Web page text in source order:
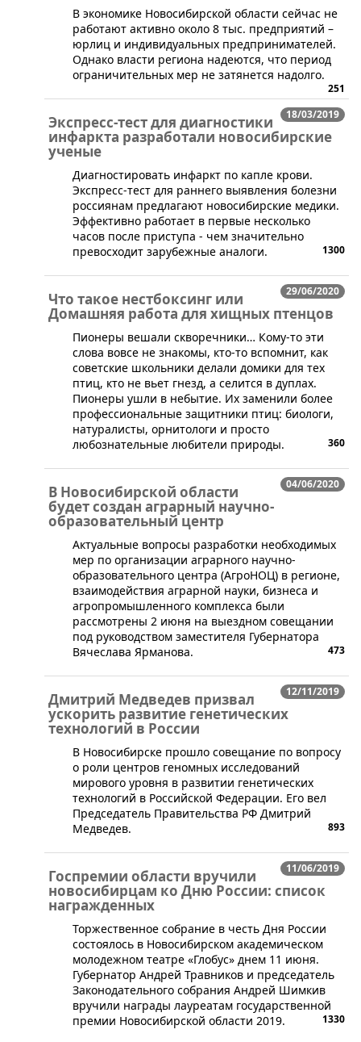
В экономике Новосибирской области сейчас не
работают активно около 8 тыс. предприятий –
юрлиц и индивидуальных предпринимателей.
Однако власти региона надеются, что период
ограничительных мер не затянется надолго.
251
18/03/2019
Экспресс-тест для диагностики
инфаркта разработали новосибирские
ученые
Диагностировать инфаркт по капле крови.
Экспресс-тест для раннего выявления болезни
россиянам предлагают новосибирские медики.
Эффективно работает в первые несколько
часов после приступа - чем значительно
превосходит зарубежные аналоги.
1300
29/06/2020
Что такое нестбоксинг или
Домашняя работа для хищных птенцов
​Пионеры вешали скворечники… Кому-то эти
слова вовсе не знакомы, кто-то вспомнит, как
советские школьники делали домики для тех
птиц, кто не вьет гнезд, а селится в дуплах.
Пионеры ушли в небытие. Их заменили более
профессиональные защитники птиц: биологи,
натуралисты, орнитологи и просто
любознательные любители природы.
360
04/06/2020
В Новосибирской области
будет создан аграрный научно-
образовательный центр
Актуальные вопросы разработки необходимых
мер по организации аграрного научно-
образовательного центра (АгроНОЦ) в регионе,
взаимодействия аграрной науки, бизнеса и
агропромышленного комплекса были
рассмотрены 2 июня на выездном совещании
под руководством заместителя Губернатора
Вячеслава Ярманова.
473
12/11/2019
Дмитрий Медведев призвал
ускорить развитие генетических
технологий в России
В Новосибирске прошло совещание по вопросу
о роли центров геномных исследований
мирового уровня в развитии генетических
технологий в Российской Федерации. Его вел
Председатель Правительства РФ Дмитрий
Медведев.
893
11/06/2019
Госпремии области вручили
новосибирцам ко Дню России: список
награжденных
​Торжественное собрание в честь Дня России
состоялось в Новосибирском академическом
молодежном театре «Глобус» днем 11 июня.
Губернатор Андрей Травников и председатель
Законодательного собрания Андрей Шимкив
вручили награды лауреатам государственной
премии Новосибирской области 2019.
1330